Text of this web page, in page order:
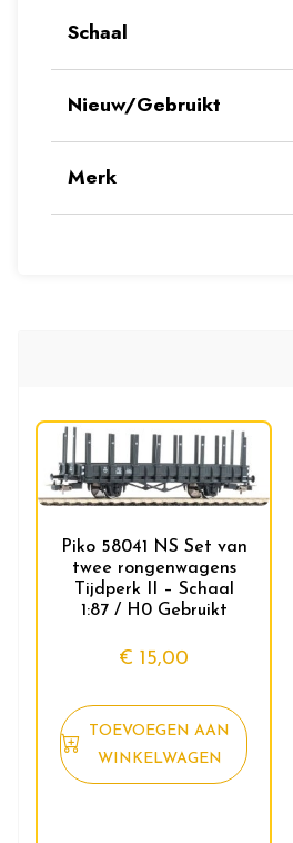
Schaal
Nieuw/Gebruikt
Merk
Piko 58041 NS Set van
twee rongenwagens
Tijdperk II – Schaal
1:87 / H0 Gebruikt
€ 15,00
TOEVOEGEN AAN
WINKELWAGEN